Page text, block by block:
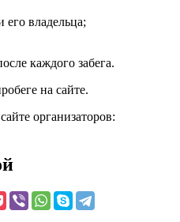
его владельца;
каждого забега.
на сайте.
организаторов: